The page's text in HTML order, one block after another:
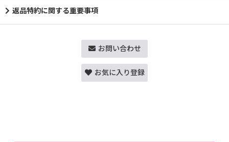
返品特約に関する重要事項
お問い合わせ
お気に入り登録